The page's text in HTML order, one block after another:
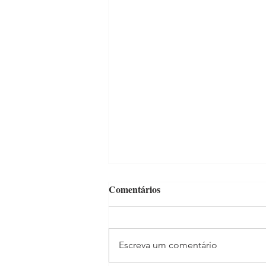
Comentários
Escreva um comentário